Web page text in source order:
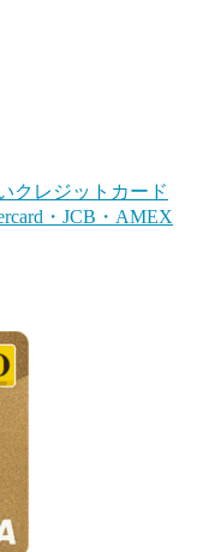
クレジットカード
・JCB・AMEX